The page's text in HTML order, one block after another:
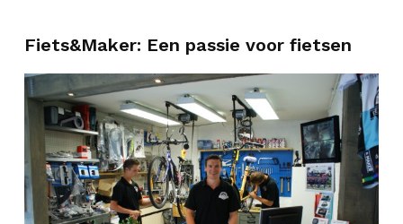
Fiets&Maker: Een passie voor fietsen